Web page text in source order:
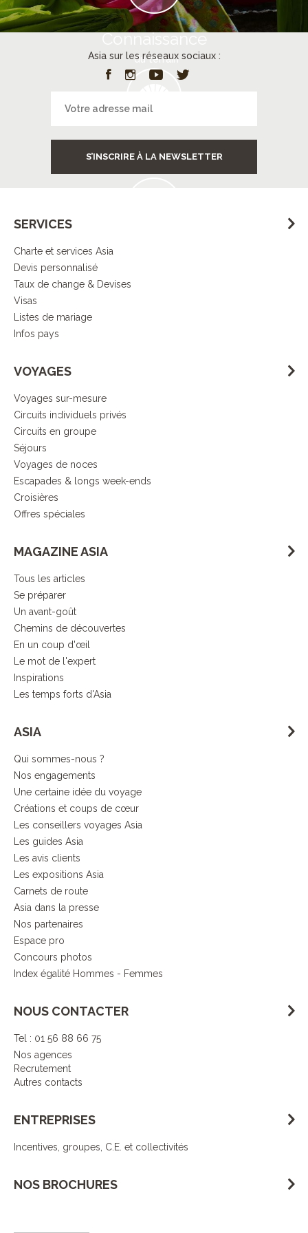
Connaissance
du terrain
Services
Asia sur les réseaux sociaux :
S’INSCRIRE À LA NEWSLETTER
SERVICES
Charte et services Asia
Devis personnalisé
Taux de change & Devises
Visas
Listes de mariage
Infos pays
VOYAGES
Voyages sur-mesure
Circuits individuels privés
Circuits en groupe
Séjours
Voyages de noces
Escapades & longs week-ends
Croisières
Offres spéciales
MAGAZINE ASIA
Tous les articles
Se préparer
Un avant-goût
Chemins de découvertes
En un coup d'œil
Le mot de l'expert
Inspirations
Les temps forts d'Asia
ASIA
Qui sommes-nous ?
Nos engagements
Une certaine idée du voyage
Créations et coups de cœur
Les conseillers voyages Asia
Les guides Asia
Les avis clients
Les expositions Asia
Carnets de route
Asia dans la presse
Nos partenaires
Espace pro
Concours photos
Index égalité Hommes - Femmes
NOUS CONTACTER
Tel : 01 56 88 66 75
Nos agences
Recrutement
Autres contacts
ENTREPRISES
Incentives, groupes, C.E. et collectivités
NOS BROCHURES